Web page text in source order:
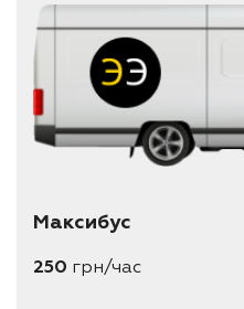
Максибус
250 грн/час